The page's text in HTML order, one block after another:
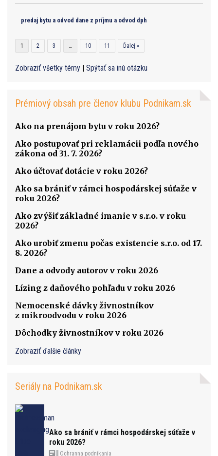
predaj bytu a odvod dane z príjmu a odvod dph
1 2 3 10 11 Ďalej »
Zobraziť všetky témy | Spýtať sa inú otázku
Prémiový obsah pre členov klubu Podnikam.sk
Ako na prenájom bytu v roku 2026?
Ako postupovať pri reklamácii podľa nového
zákona od 31. 7. 2026?
Ako účtovať dotácie v roku 2026?
Ako sa brániť v rámci hospodárskej súťaže v
roku 2026?
Ako zvýšiť základné imanie v s.r.o. v roku
2026?
Ako urobiť zmenu počas existencie s.r.o. od 17.
8. 2026?
Dane a odvody autorov v roku 2026
Lízing z daňového pohľadu v roku 2026
Nemocenské dávky živnostníkov
z mikroodvodu v roku 2026
Dôchodky živnostníkov v roku 2026
Zobraziť ďalšie články
Seriály na Podnikam.sk
Ako sa brániť v rámci hospodárskej súťaže v
roku 2026?
Ochranna podnikania